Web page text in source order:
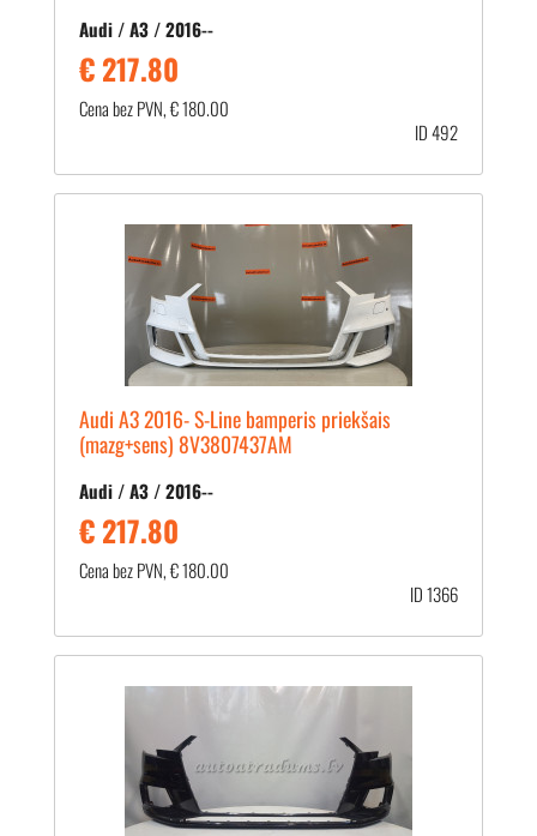
Audi / A3 / 2016--
€ 217.80
Cena bez PVN, € 180.00
ID 492
Audi A3 2016- S-Line bamperis priekšais
(mazg+sens) 8V3807437AM
Audi / A3 / 2016--
€ 217.80
Cena bez PVN, € 180.00
ID 1366